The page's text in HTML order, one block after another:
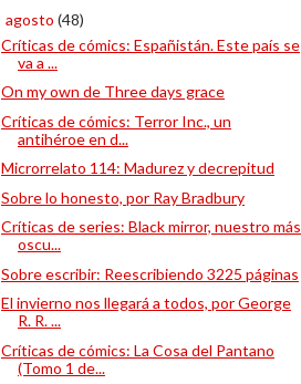
agosto (48)
Críticas de cómics: Españistán. Este país se
va a ...
On my own de Three days grace
Críticas de cómics: Terror Inc., un
antihéroe en d...
Microrrelato 114: Madurez y decrepitud
Sobre lo honesto, por Ray Bradbury
Críticas de series: Black mirror, nuestro más
oscu...
Sobre escribir: Reescribiendo 3225 páginas
El invierno nos llegará a todos, por George
R. R. ...
Críticas de cómics: La Cosa del Pantano
(Tomo 1 de...